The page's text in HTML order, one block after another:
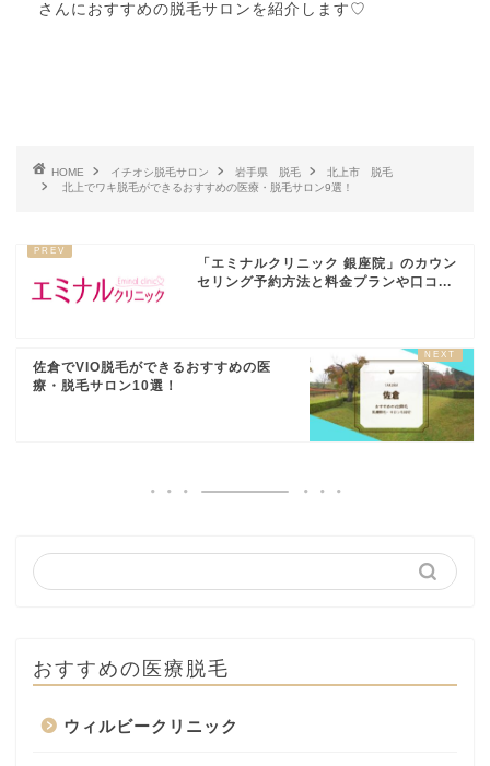
さんにおすすめの脱毛サロンを紹介します♡
HOME イチオシ脱毛サロン 岩手県 脱毛
北上市 脱毛
北上でワキ脱毛ができるおすすめの医療・脱毛サロン9選！
「エミナルクリニック 銀座院」のカウン
セリング予約方法と料金プランや口コ...
佐倉でVIO脱毛ができるおすすめの医
療・脱毛サロン10選！
おすすめの医療脱毛
ウィルビークリニック